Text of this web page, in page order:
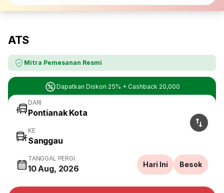
ATS
Mitra Pemesanan Resmi
Dapatkan Diskon 25% + Cashback 20,000
DARI
KE
TANGGAL PERGI
10 Aug, 2026 Hari Ini Besok